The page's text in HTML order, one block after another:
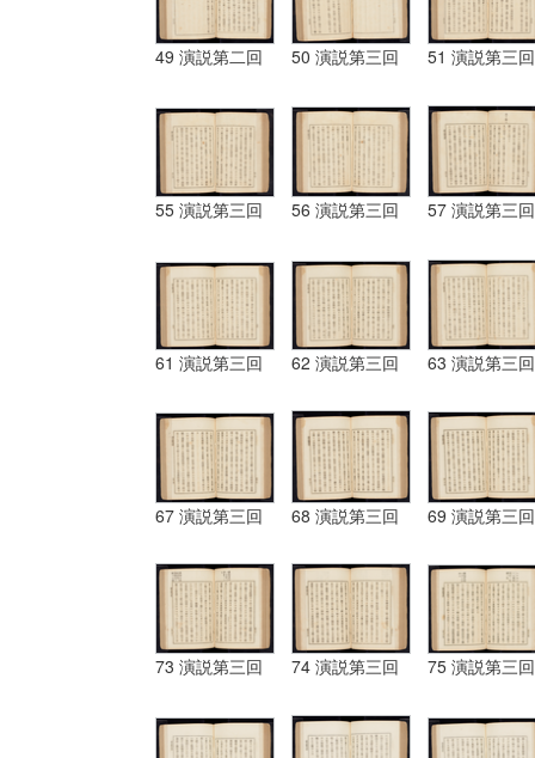
49 演説第二回 50 演説第三回 51 演説第三回
55 演説第三回 56 演説第三回 57 演説第三回
61 演説第三回 62 演説第三回 63 演説第三回
67 演説第三回 68 演説第三回 69 演説第三回
73 演説第三回 74 演説第三回 75 演説第三回